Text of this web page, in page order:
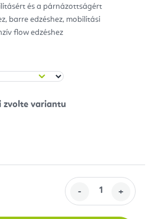
és a párnázottságért
barre edzéshez, mobilitási
flow edzéshez